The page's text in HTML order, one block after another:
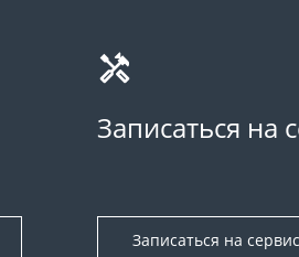
Записаться на
Записаться на сервис